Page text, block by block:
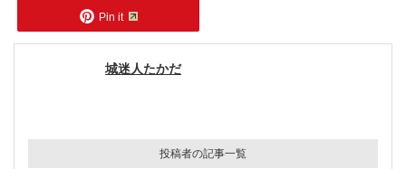
Pin it
城迷人たかだ
投稿者の記事一覧